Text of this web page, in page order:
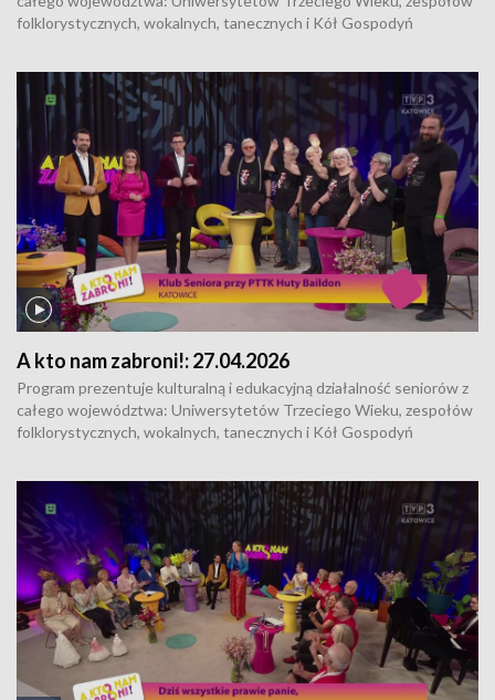
folklorystycznych, wokalnych, tanecznych i Kół Gospodyń
wokalistami śpiewają również znane i lubiane piosenki.
A kto nam zabroni!:27.04.2026
Program prezentuje kulturalną i edukacyjną działalność seniorów z
całego województwa: Uniwersytetów Trzeciego Wieku, zespołów
folklorystycznych, wokalnych, tanecznych i Kół Gospodyń
wokalistami śpiewają również znane i lubiane piosenki.